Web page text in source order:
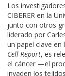
Los
CIBERER en la
junto con otros
liderado por
un papel clave en
Cell Report, es
el cáncer —el
invaden los